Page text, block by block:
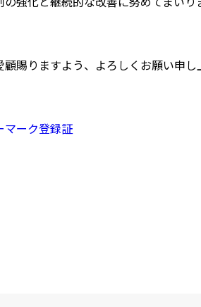
賜りますよう、よろしくお願い申し
マーク登録証